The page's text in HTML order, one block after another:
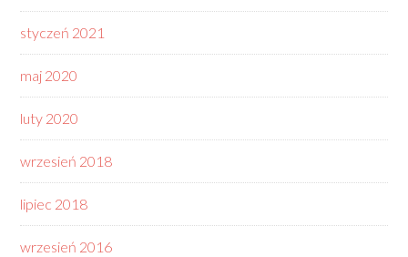
styczeń 2021
maj 2020
luty 2020
wrzesień 2018
lipiec 2018
wrzesień 2016